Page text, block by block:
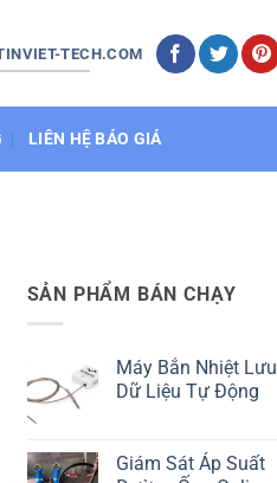
TECH.COM
LIÊN HỆ BÁO GIÁ
SẢN PHẨM BÁN CHẠY
Máy Bắn Nhiệt Lưu
Dữ Liệu Tự Động
Giám Sát Áp Suất